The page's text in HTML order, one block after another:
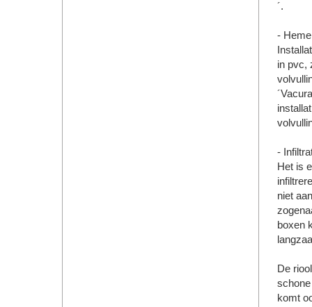
´.
-
in pvc,
-
Het is
niet
boxen
De
komt